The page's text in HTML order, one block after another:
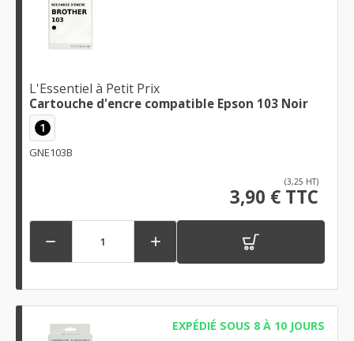
L'Essentiel à Petit Prix
Cartouche d'encre compatible Epson 103 Noir
1
GNE103B
(3,25 HT)
3,90 € TTC
 
EXPÉDIÉ SOUS 8 À 10 JOURS